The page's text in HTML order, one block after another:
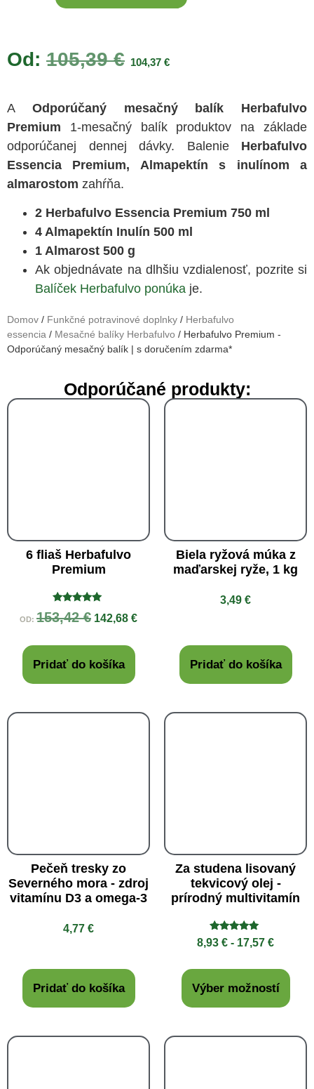
Od: 105,39€ 104,37 €
A Odporúčaný mesačný balík Herbafulvo
Premium 1-mesačný balík produktov na základe
odporúčanej dennej dávky. Balenie Herbafulvo
Essencia Premium, Almapektín s inulínom a
almarostom zahŕňa.
2 Herbafulvo Essencia Premium 750 ml
4 Almapektín Inulín 500 ml
1 Almarost 500 g
Ak objednávate na dlhšiu vzdialenosť, pozrite si
Balíček Herbafulvo ponúka je.
Domov / Funkčné potravinové doplnky / Herbafulvo
essencia / Mesačné balíky Herbafulvo / Herbafulvo Premium -
Odporúčaný mesačný balík | s doručením zdarma*
Odporúčané produkty:
6 fliaš Herbafulvo
Premium
Hodnotenie
5.00
OD: 153,42€ 142,68 €
Pridať do košíka
Biela ryžová múka z
maďarskej ryže, 1 kg
3,49 €
Pridať do košíka
Pečeň tresky zo
Severného mora - zdroj
vitamínu D3 a omega-3
4,77 €
Pridať do košíka
Za studena lisovaný
tekvicový olej -
prírodný multivitamín
Hodnotenie
5.00
8,93 € - 17,57 €
Výber možností